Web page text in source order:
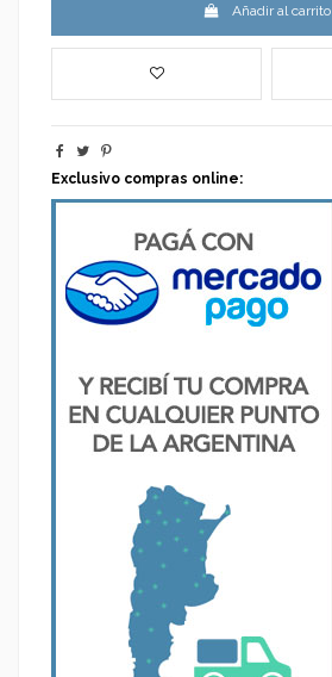
Añadir al carrito
Exclusivo compras online: